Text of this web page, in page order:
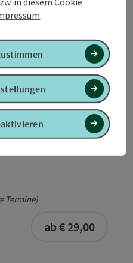
ab € 38,00
-
"Natur pur im
Termine)
ab € 29,00
.